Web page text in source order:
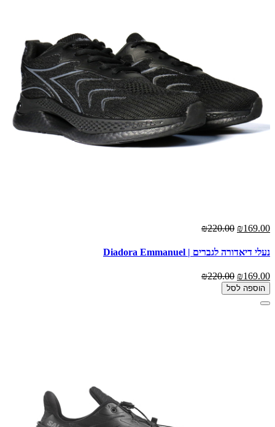
₪169.00
₪220.00
נעלי דיאדורה לגברים | Diadora Emmanuel
₪169.00
₪220.00
הוספה לסל